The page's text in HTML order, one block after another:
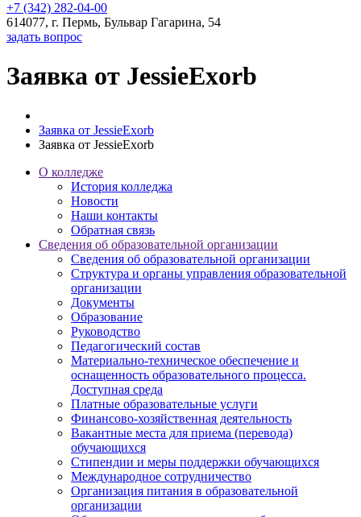
+7 (342) 282-04-00
614077, г. Пермь, Бульвар Гагарина, 54
задать вопрос
Заявка от JessieExorb
Заявка от JessieExorb
Заявка от JessieExorb
О колледже
История колледжа
Новости
Наши контакты
Обратная связь
Сведения об образовательной организации
Сведения об образовательной организации
Структура и органы управления образовательной
организации
Документы
Образование
Руководство
Педагогический состав
Материально-техническое обеспечение и
оснащенность образовательного процесса.
Доступная среда
Платные образовательные услуги
Финансово-хозяйственная деятельность
Вакантные места для приема (перевода)
обучающихся
Стипендии и меры поддержки обучающихся
Международное сотрудничество
Организация питания в образовательной
организации